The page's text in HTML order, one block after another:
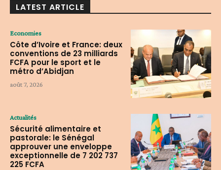
LATEST ARTICLE
Economies
Côte d’Ivoire et France: deux
conventions de 23 milliards
FCFA pour le sport et le
métro d’Abidjan
août 7, 2026
Actualités
Sécurité alimentaire et
pastorale: le Sénégal
approuver une enveloppe
exceptionnelle de 7 202 737
225 FCFA